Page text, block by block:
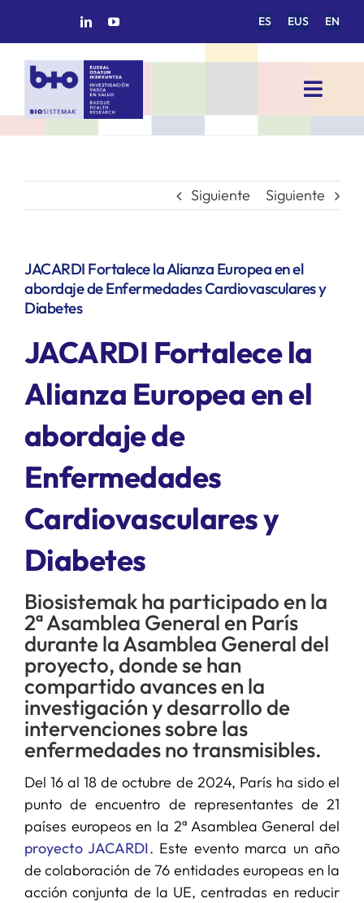
ES EUS EN
Toggle
INICIO
GRUPOS DE INVESTIGACIÓN
PROYECTOS/COLABORACIONES
SERVICIOS
NOTICIAS
Siguiente Siguiente
JACARDI Fortalece la Alianza Europea en el
abordaje de Enfermedades Cardiovasculares y
Diabetes
JACARDI Fortalece la
Alianza Europea en el
abordaje de
Enfermedades
Cardiovasculares y
Diabetes
Biosistemak ha participado en la
2ª Asamblea General en París
durante la Asamblea General del
proyecto, donde se han
compartido avances en la
investigación y desarrollo de
intervenciones sobre las
enfermedades no transmisibles.
Del 16 al 18 de octubre de 2024, París ha sido el
punto de encuentro de representantes de 21
países europeos en la 2ª Asamblea General del
proyecto JACARDI. Este evento marca un año
de colaboración de 76 entidades europeas en la
acción conjunta de la UE, centradas en reducir